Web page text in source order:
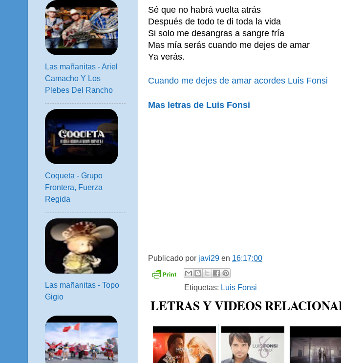
Sé que no habrá vuelta atrás
Después de todo te di toda la vida
Si solo me desangras a sangre fría
Mas mía serás cuando me dejes de amar
Ya verás.
Cuando me dejes de amar acordes Luis Fonsi
Mas letras de Luis Fonsi
Publicado por javi29 en 16:17:00
Etiquetas: Luis Fonsi
LETRAS Y VIDEOS
Las mañanitas - Ariel
Camacho Y Los
Plebes Del Rancho
Coqueta - Grupo
Frontera, Fuerza
Regida
Las mañanitas - Topo
Gigio